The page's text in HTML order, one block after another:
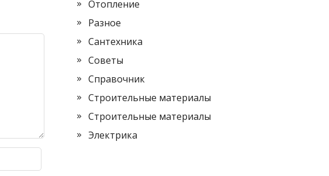
Отопление
Разное
Сантехника
Советы
Справочник
Строительные материалы
Строительные материалы
Электрика